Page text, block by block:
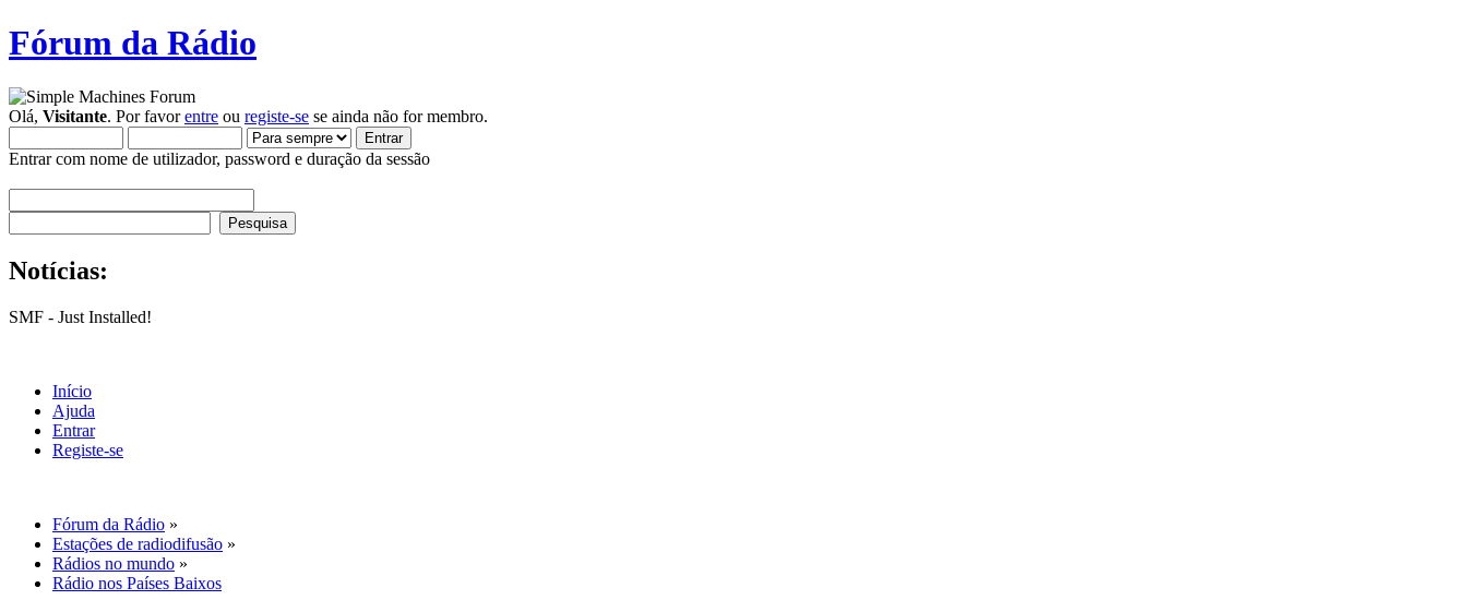
Fórum da Rádio
Olá, Visitante. Por favorentre ou registe-se se ainda não for membro.
Entrar com nome de utilizador, password e duração da sessão
Notícias:
SMF - Just Installed!
Início
Ajuda
Entrar
Registe-se
Fórum da Rádio »
Estações de radiodifusão »
Rádios no mundo »
Rádio nos Países Baixos